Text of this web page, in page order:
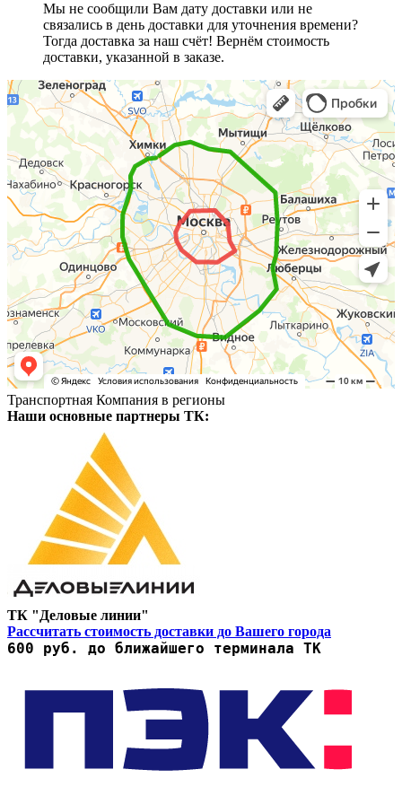
Мы не сообщили Вам дату доставки или не
связались в день доставки для уточнения времени?
Тогда доставка за наш счёт! Вернём стоимость
доставки, указанной в заказе.
Транспортная Компания в регионы
Наши основные партнеры ТК:
ТК "Деловые линии"
Рассчитать стоимость доставки до Вашего города
600 руб. до ближайшего терминала ТК